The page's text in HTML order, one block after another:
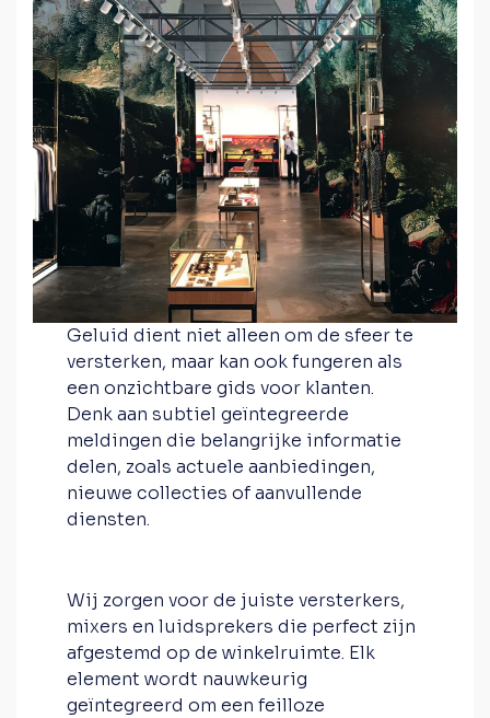
Geluid dient niet alleen om de sfeer te
versterken, maar kan ook fungeren als
een onzichtbare gids voor klanten.
Denk aan subtiel geïntegreerde
meldingen die belangrijke informatie
delen, zoals actuele aanbiedingen,
nieuwe collecties of aanvullende
diensten.
Wij zorgen voor de juiste versterkers,
mixers en luidsprekers die perfect zijn
afgestemd op de winkelruimte. Elk
element wordt nauwkeurig
geïntegreerd om een feilloze